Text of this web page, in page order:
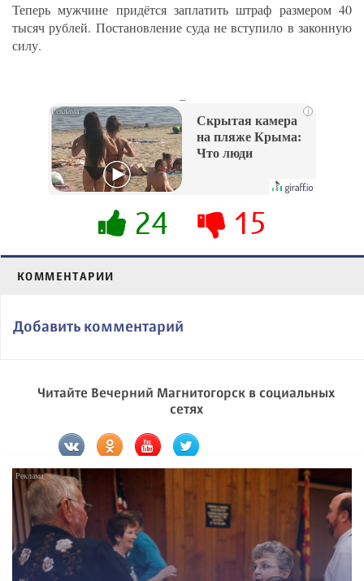
Теперь мужчине придётся заплатить штраф размером 40
тысяч рублей. Постановление суда не вступило в законную
силу.
i
Скрытая камера
на пляже Крыма:
Что люди
их не видят...
24 15
КОММЕНТАРИИ
Добавить комментарий
Читайте Вечерний Магнитогорск в социальных
сетях